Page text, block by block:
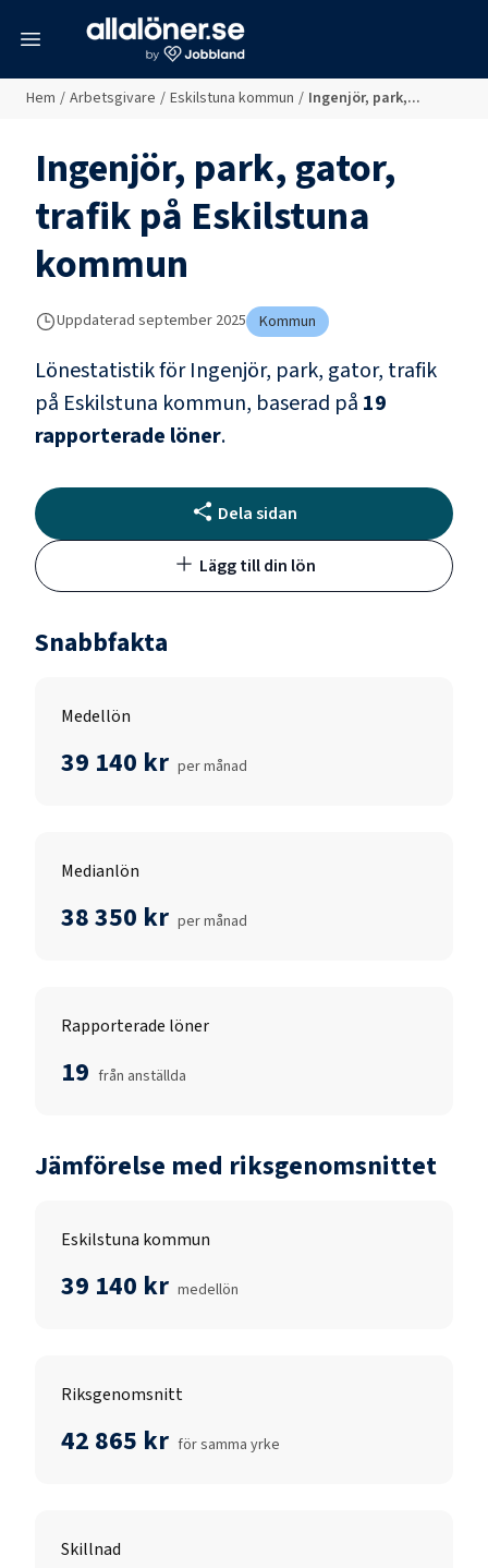
Hem / Arbetsgivare / Eskilstuna kommun / Ingenjör, park,...
Ingenjör, park, gator,
trafikpå Eskilstuna
kommun
Uppdaterad september 2025 Kommun
Lönestatistik förIngenjör, park, gator, trafik
på Eskilstuna kommun, baserad på 19
rapporterade löner.
Dela sidan
Lägg till din lön
Snabbfakta
Medellön
39 140 kr per månad
Medianlön
38 350 kr per månad
Rapporterade löner
19 från anställda
Jämförelse med riksgenomsnittet
Eskilstuna kommun
39 140 kr medellön
Riksgenomsnitt
42 865 kr för samma yrke
Skillnad